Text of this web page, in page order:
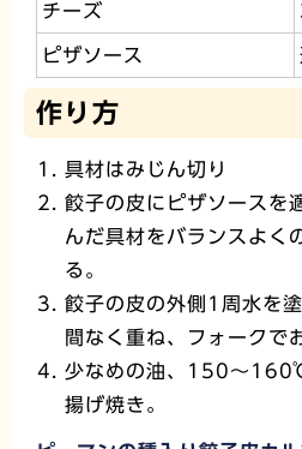
チーズ
ピザソース
作り方
具材はみじん切り
餃子の皮にピザソースを
んだ具材をバランスよく
る。
餃子の皮の外側1周水を
間なく重ね、フォークで
少なめの油、150～
揚げ焼き。